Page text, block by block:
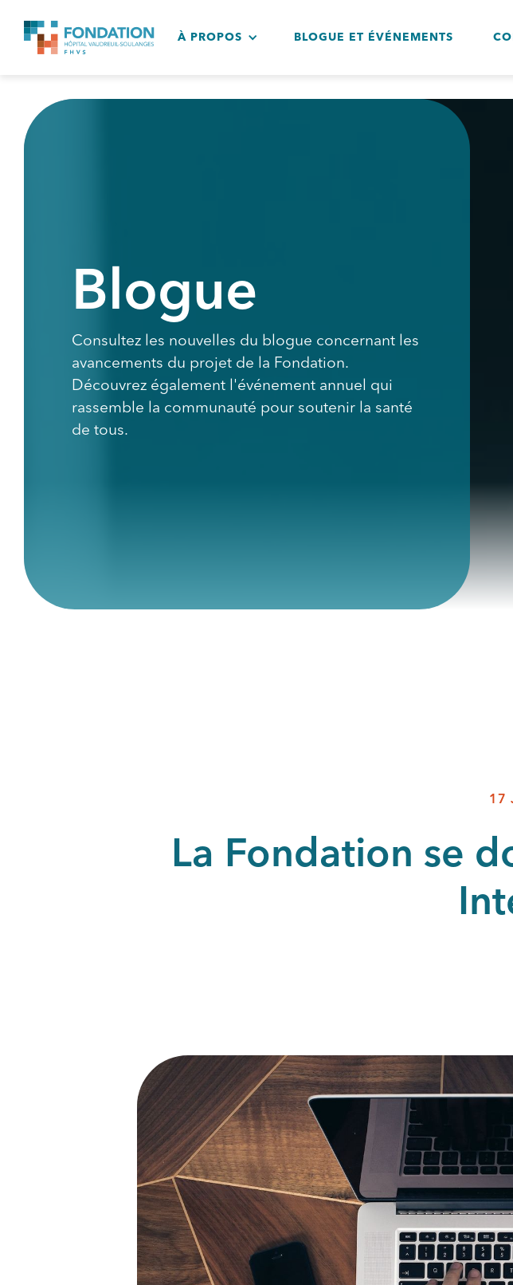
À PROPOS BLOGUE ET ÉVÉNEMENTS
Blogue
Consultez les nouvelles du blogue concernant les
avancements du projet de la Fondation.
Découvrez également l'événement annuel qui
rassemble la communauté pour soutenir la santé
de tous.
17
La Fondation se